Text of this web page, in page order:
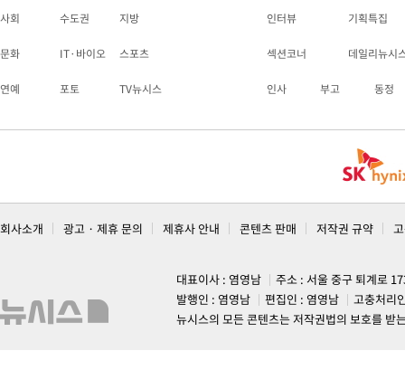
사회 수도권 지방
문화 IT·바이오 스포츠
연예 포토 TV뉴시스
인터뷰 기획특집
섹션코너 데일리뉴시
인사 부고 동정
회사소개 광고 · 제휴 문의 제휴사 안내 콘텐츠 판매 저작권 규약
대표이사 : 염영남
주소 : 서울 중구 퇴계로
발행인 : 염영남
편집인 : 염영남
고충처리
뉴시스의 모든 콘텐츠는 저작권법의 보호를